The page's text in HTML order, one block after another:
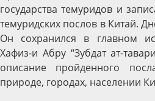
государства темуридов и
темуридских послов в Китай.
Он сохранился в главном
Хафиз-и Абру “Зубдат ат-
описание пройденного
природе, городах, населении